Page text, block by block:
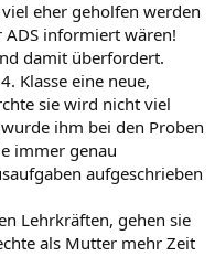
eher geholfen werden
informiert wären!
damit überfordert.
Klasse eine neue,
sie wird nicht viel
ihm bei den Proben
immer genau
aufgeschrieben
Lehrkräften, gehen sie
als Mutter mehr Zeit